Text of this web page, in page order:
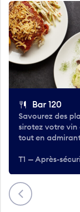
Précédent
Bar 120
Savourez des
sirotez votre
tout en
T1 — Après-